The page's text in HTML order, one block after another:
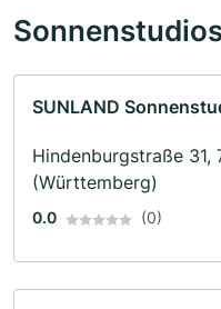
SUNLAND
Hindenburgstraße
(Württemberg)
0.0 (0)